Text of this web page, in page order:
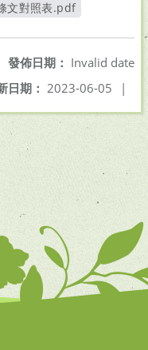
文對照表.pdf
發佈日期： Invalid date
日期： 2023-06-05 |